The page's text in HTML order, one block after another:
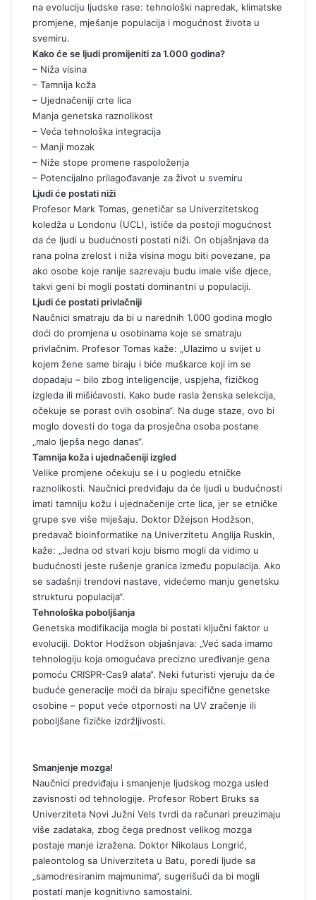
na evoluciju ljudske rase: tehnološki napredak, klimatske
promjene, mješanje populacija i mogućnost života u
svemiru.
Kako će se ljudi promijeniti za 1.000 godina?
– Niža visina
– Tamnija koža
– Ujednačeniji crte lica
Manja genetska raznolikost
– Veća tehnološka integracija
– Manji mozak
– Niže stope promene raspoloženja
– Potencijalno prilagođavanje za život u svemiru
Ljudi će postati niži
Profesor Mark Tomas, genetičar sa Univerzitetskog
koledža u Londonu (UCL), ističe da postoji mogućnost
da će ljudi u budućnosti postati niži. On objašnjava da
rana polna zrelost i niža visina mogu biti povezane, pa
ako osobe koje ranije sazrevaju budu imale više djece,
takvi geni bi mogli postati dominantni u populaciji.
Ljudi će postati privlačniji
Naučnici smatraju da bi u narednih 1.000 godina moglo
doći do promjena u osobinama koje se smatraju
privlačnim. Profesor Tomas kaže: „Ulazimo u svijet u
kojem žene same biraju i biće muškarce koji im se
dopadaju – bilo zbog inteligencije, uspjeha, fizičkog
izgleda ili mišićavosti. Kako bude rasla ženska selekcija,
očekuje se porast ovih osobina“. Na duge staze, ovo bi
moglo dovesti do toga da prosječna osoba postane
„malo ljepša nego danas“.
Tamnija koža i ujednačeniji izgled
Velike promjene očekuju se i u pogledu etničke
raznolikosti. Naučnici predviđaju da će ljudi u budućnosti
imati tamniju kožu i ujednačenije crte lica, jer se etničke
grupe sve više miješaju. Doktor Džejson Hodžson,
predavač bioinformatike na Univerzitetu Anglija Ruskin,
kaže: „Jedna od stvari koju bismo mogli da vidimo u
budućnosti jeste rušenje granica između populacija. Ako
se sadašnji trendovi nastave, videćemo manju genetsku
strukturu populacija“.
Tehnološka poboljšanja
Genetska modifikacija mogla bi postati ključni faktor u
evoluciji. Doktor Hodžson objašnjava: „Već sada imamo
tehnologiju koja omogućava precizno uređivanje gena
pomoću CRISPR-Cas9 alata“. Neki futuristi vjeruju da će
buduće generacije moći da biraju specifične genetske
osobine – poput veće otpornosti na UV zračenje ili
poboljšane fizičke izdržljivosti.
Smanjenje mozga!
Naučnici predviđaju i smanjenje ljudskog mozga usled
zavisnosti od tehnologije. Profesor Robert Bruks sa
Univerziteta Novi Južni Vels tvrdi da računari preuzimaju
više zadataka, zbog čega prednost velikog mozga
postaje manje izražena. Doktor Nikolaus Longrić,
paleontolog sa Univerziteta u Batu, poredi ljude sa
„samodresiranim majmunima“, sugerišući da bi mogli
postati manje kognitivno samostalni.